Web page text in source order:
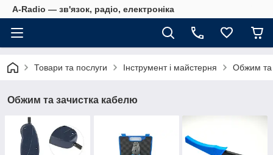
A-Radio — зв'язок, радіо, електроніка
Товари та послуги Інструмент і майстерня Обжим та
Обжим та зачистка кабелю